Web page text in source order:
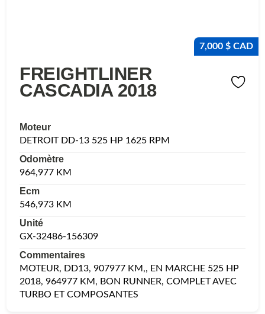
7,000 $ CAD
FREIGHTLINER
CASCADIA 2018
Moteur
DETROIT DD-13 525 HP 1625 RPM
Odomètre
964,977 KM
Ecm
546,973 KM
Unité
GX-32486-156309
Commentaires
MOTEUR, DD13, 907977 KM,, EN MARCHE 525 HP
2018, 964977 KM, BON RUNNER, COMPLET AVEC
TURBO ET COMPOSANTES